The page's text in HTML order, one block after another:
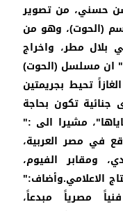
حسني، من تصوير
(الحوت)، وهو من
بلال مطر، واخراج
ان مسلسل (الحوت)
تحيط بجريمتين
جنائية تكون بحاجة
مشيرا الى :"
في مصر العربية،
ومقابر الفيوم،
الاعلامي.وأضاف:"
مصرياً مبدعاً،